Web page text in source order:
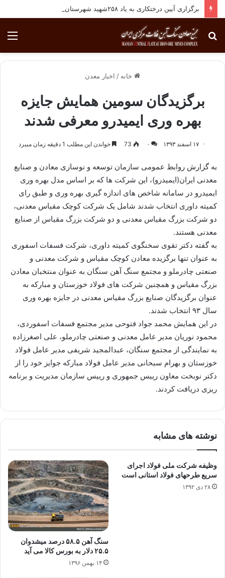
برگزاری آیین درختکاری به یاد ۲۵۸شهید شهرستان بافق
جستجو
برای
خانه / اخبار معدن
برگزیدگان سومین همایش جایزه
بهره وری ایمیدرو معرفی شدند
۱۷ اسفند ۱۳۹۳ ۰ 73 خواندن این مطلب 1 دقیقه زمان میبرد
به گزارش روابط عمومی سازمان توسعه و نوسازی معادن و صنایع
معدنی ایران(ایمیدرو)،‌ این شرکت ها که بر اساس مدل بهره وری
ایمیدرو در سامانه شاخص های اندازه گیری بهره وری و طبق رای
کمیته داوری انتخاب شدند شامل یک شرکت کوچک مقیاس معدنی،‌
دو شرکت بزرگ مقیاس معدنی و دو شرکت بزرگ مقیاس از صنایع
معدنی هستند.
به گفته دکتر تقوی سخنگوی کمیته داوری، شرکت فسفات اسفوری
به عنوان تنها برگزیده معادن کوچک مقیاس و‌ شرکت معدنی و
صنعتی چادرملو و مجتمع سنگ آهن سنگان به عنوان منتخبان معادن
بزرگ مقیاس و همچنین شرکت های فولاد خوزستان و مبارکه به
عنوان برگزیدگان صنایع بزرگ مقیاس معدنی در جایزه بهره وری
سال ۹۳ انتخاب شدند.
در این همایش محمد جواد فتوحی مدیر مجتمع فسفات اسفوردی،‌
محمود نوریان مدیر عامل معدنی و صنعتی چادرملو،‌ علی اصغرزاده
به نمایندگی از مجتمع سنگان،‌ عبدالمجید شریفی مدیر عامل فولاد
خوزستان و‌ بهرام سبحانی مدیر عامل فولاد مبارکه جوایز خود را از
دکتر نوبخت معاون رییس جمهوری و رییس سازمان مدیریت و برنامه
ریزی دریافت کردند.
نوشته های مشابه
وظیفه شرکت ملی فولاد اجرای
سریع طرحهای فولاد استانی است
۲۸ دی ۱۳۹۲
سنگ آهن ۵۸.۵ درصد میشدوان
۲۵.۵ دلار به بورس کالا می آید
۱۴ بهمن ۱۳۹۶